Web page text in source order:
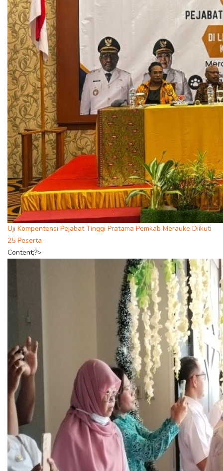
Uji Kompentensi Pejabat Tinggi Pratama Pemkab Merauke Diikuti
25 Peserta
Content;?>